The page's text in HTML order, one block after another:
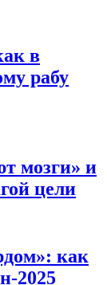
в
рабу
мозги» и
цели
как
2025